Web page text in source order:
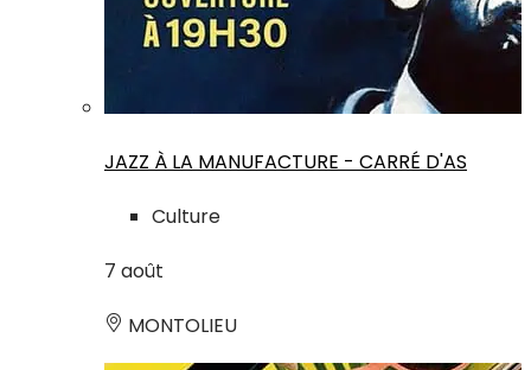
JAZZ À LA MANUFACTURE - CARRÉ D'AS
Culture
7 août
MONTOLIEU